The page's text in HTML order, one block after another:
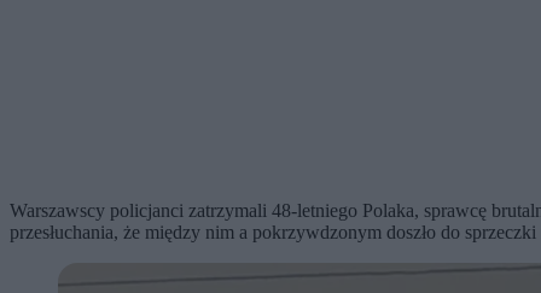
Warszawscy policjanci zatrzymali 48-letniego Polaka, sprawcę
przesłuchania, że między nim a pokrzywdzonym doszło do